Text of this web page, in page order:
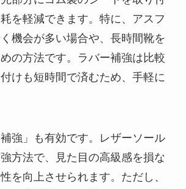
を軽減できます。特に、アスフ
機会が多い場合や、長時間靴を
の方法です。ラバー補強は比較
けも短時間で済むため、手軽に
強」も有効です。レザーソール
方法で、見た目の高級感を損な
を向上させられます。ただし、